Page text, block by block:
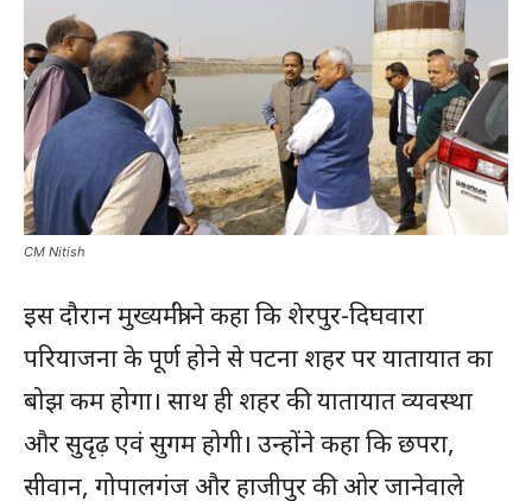
CM Nitish
इस दौरान मुख्यमंत्री ने कहा कि शेरपुर-दिघवारा
परियाजना के पूर्ण होने से पटना शहर पर यातायात का
बोझ कम होगा। साथ ही शहर की यातायात व्यवस्था
और सुदृढ़ एवं सुगम होगी। उन्होंने कहा कि छपरा,
सीवान, गोपालगंज और हाजीपुर की ओर जानेवाले